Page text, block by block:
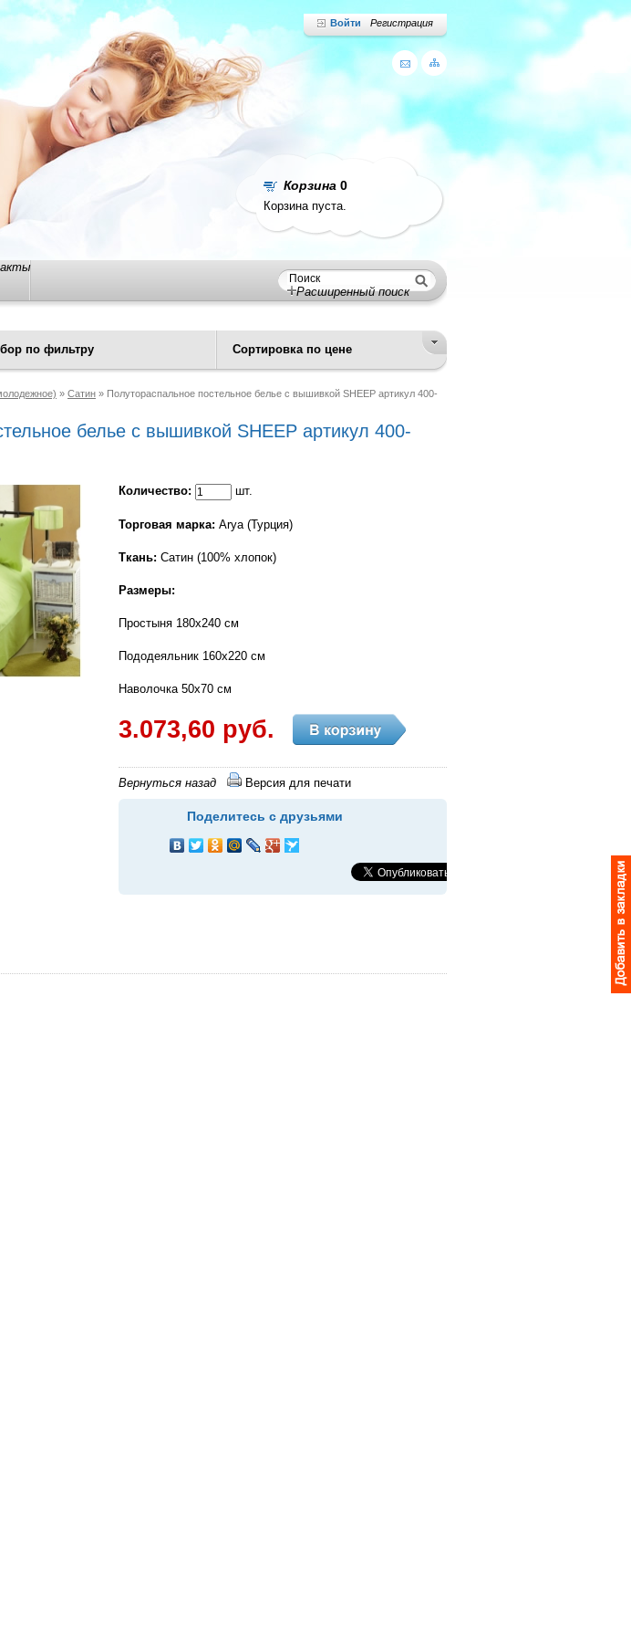
Корзина 0
Корзина пуста.
Войти Регистрация
Расширенный поиск
по фильтру Сортировка по цене
» Сатин » Полутораспальное постельное белье с вышивкой SHEEP артикул 400-
белье с вышивкой SHEEP артикул 400-
Количество: шт.
Торговая марка: Arya (Турция)
Ткань: Сатин (100% хлопок)
Размеры:
Простыня 180x240 см
Пододеяльник 160x220 см
Наволочка 50x70 см
3.073,60 руб.
Вернуться назад Версия для печати
Поделитесь с друзьями